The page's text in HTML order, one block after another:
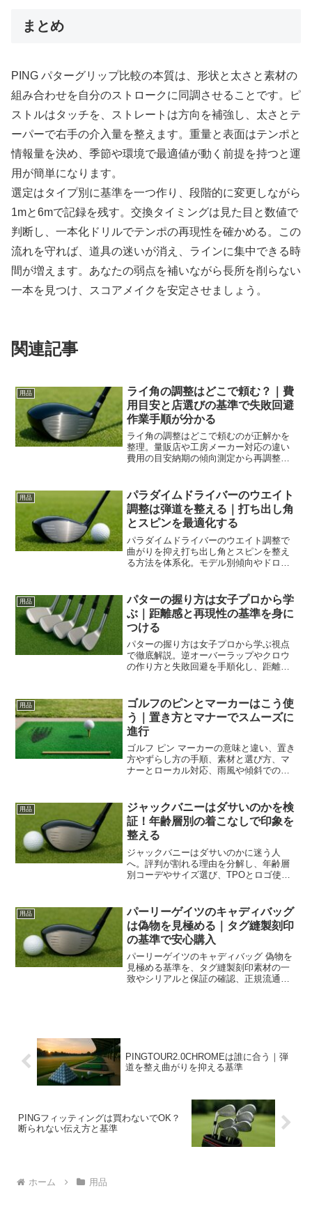
まとめ
PING パターグリップ比較の本質は、形状と太さと素材の
組み合わせを自分のストロークに同調させることです。ピ
ストルはタッチを、ストレートは方向を補強し、太さとテ
ーパーで右手の介入量を整えます。重量と表面はテンポと
情報量を決め、季節や環境で最適値が動く前提を持つと運
用が簡単になります。
選定はタイプ別に基準を一つ作り、段階的に変更しながら
1mと6mで記録を残す。交換タイミングは見た目と数値で
判断し、一本化ドリルでテンポの再現性を確かめる。この
流れを守れば、道具の迷いが消え、ラインに集中できる時
間が増えます。あなたの弱点を補いながら長所を削らない
一本を見つけ、スコアメイクを安定させましょう。
関連記事
用品
ライ角の調整はどこで頼む？｜費
用目安と店選びの基準で失敗回避
作業手順が分かる
ライ角の調整はどこで頼むのが正解かを
整理。量販店や工房メーカー対応の違い
費用の目安納期の傾向測定から再調整ま
用品
パラダイムドライバーのウエイト
調整は弾道を整える｜打ち出し角
とスピンを最適化する
パラダイムドライバーのウエイト調整で
曲がりを抑え打ち出し角とスピンを整え
る方法を体系化。モデル別傾向やドロー
用品
パターの握り方は女子プロから学
ぶ｜距離感と再現性の基準を身に
つける
パターの握り方は女子プロから学ぶ視点
で徹底解説。逆オーバーラップやクロウ
の作り方と失敗回避を手順化し、距離感
用品
ゴルフのピンとマーカーはこう使
う｜置き方とマナーでスムーズに
進行
ゴルフ ピン マーカーの意味と違い、置き
方やずらし方の手順、素材と選び方、マ
ナーとローカル対応、雨風や傾斜での実
準を示します。
用品
ジャックバニーはダサいのかを検
証！年齢層別の着こなしで印象を
整える
ジャックバニーはダサいのかに迷う人
へ。評判が割れる理由を分解し、年齢層
別コーデやサイズ選び、TPOとロゴ使い
す。
用品
パーリーゲイツのキャディバッグ
は偽物を見極める｜タグ縫製刻印
の基準で安心購入
パーリーゲイツのキャディバッグ 偽物を
見極める基準を、タグ縫製刻印素材の一
致やシリアルと保証の確認、正規流通の
PINGTOUR2.0CHROMEは誰に合う｜弾
道を整え曲がりを抑える基準
PINGフィッティングは買わないでOK？
断られない伝え方と基準
ホーム 用品